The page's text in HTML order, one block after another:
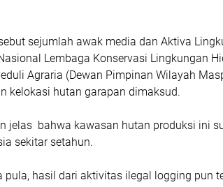
sejumlah awak media dan Aktiva
Lembaga Konservasi Lingkungan
Agraria (Dewan Pimpinan Wilayah
kelokasi hutan garapan dimaksud.
jelas bahwa kawasan hutan produksi ini
sekitar setahun.
pula, hasil dari aktivitas ilegal logging pun